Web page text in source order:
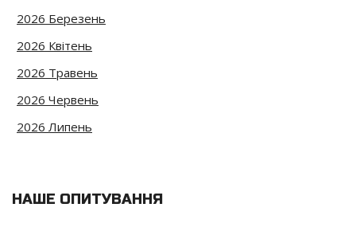
2026 Березень
2026 Квітень
2026 Травень
2026 Червень
2026 Липень
НАШЕ ОПИТУВАННЯ